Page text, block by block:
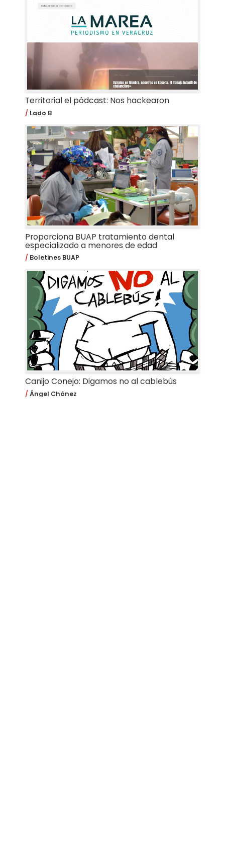
Territorial el pódcast: Nos hackearon
Lado B
Proporciona BUAP tratamiento dental
especializado a menores de edad
Boletines BUAP
Canijo Conejo: Digamos no al cablebús
Ángel Chánez